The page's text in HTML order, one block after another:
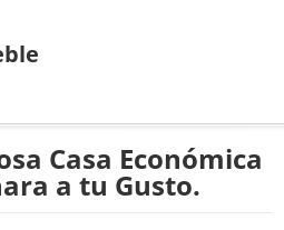
Casa Económica
a tu Gusto.